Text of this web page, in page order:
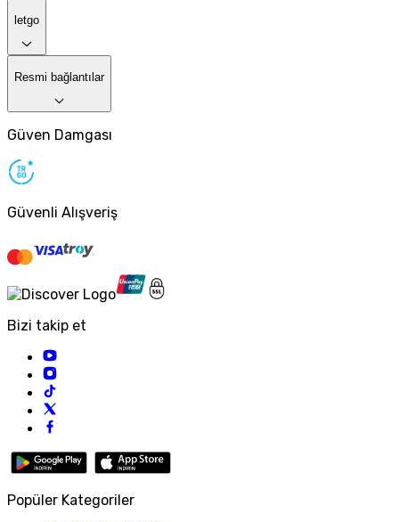
letgo
Resmi bağlantılar
Güven Damgası
Güvenli Alışveriş
Bizi takip et
Popüler Kategoriler